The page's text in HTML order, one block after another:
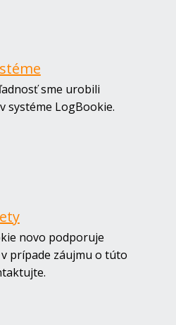
sme urobili
systéme LogBookie.
novo podporuje
prípade záujmu o túto